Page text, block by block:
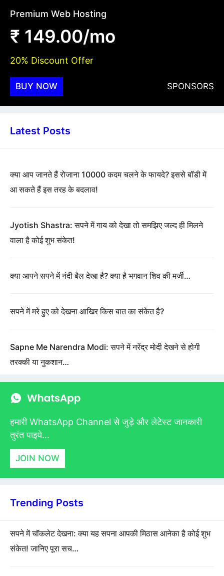
Premium Web Hosting
₹ 149.00/mo
20% Discount Offer
BUY NOW SPONSORS
Latest Posts
क्या आप जानते हैं रोजाना 10000 कदम चलने के फायदे? इससे बॉडी में
आ सकते हैं इस तरह के बदलाव!
Jyotish Shastra: सपने में गाय को देखा तो समझिए जल्द ही मिलने
वाला है कोई शुभ संकेत!
क्या आपने सपने में नंदी बैल देखा है? क्या है भगवान शिव की मर्जी…
सपने में मरे हुए को देखना आखिर किस बात का संकेत है?
Sapne Me Narendra Modi: सपने में नरेंद्र मोदी देखने से होगी
तरक्की या नुकशान…
हमारी WhatsApp Channel से जुड़े और लेटेस्ट जानकारी
तुरंत पाइये...
JOIN NOW
Trending Posts
सपने में चॉकलेट देखना: क्या यह सपना आपकी मिठास आनेका है कोई शुभ
संकेत! जानिए पूरा सच…